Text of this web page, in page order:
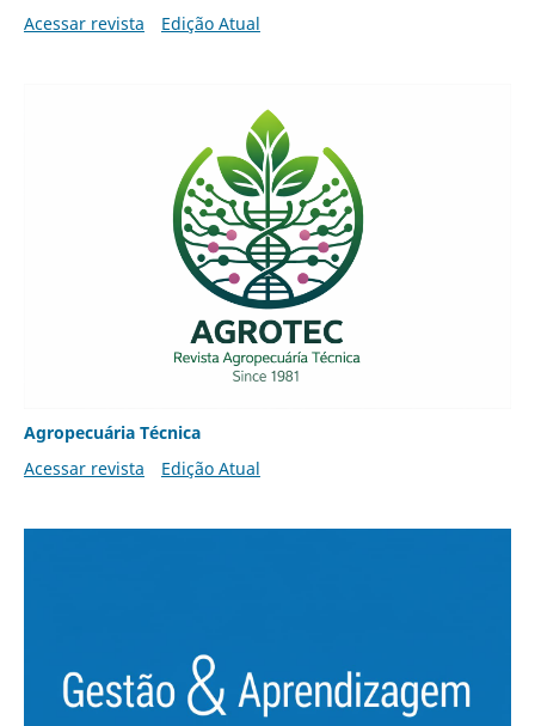
Acessar revista
Edição Atual
Agropecuária Técnica
Acessar revista
Edição Atual